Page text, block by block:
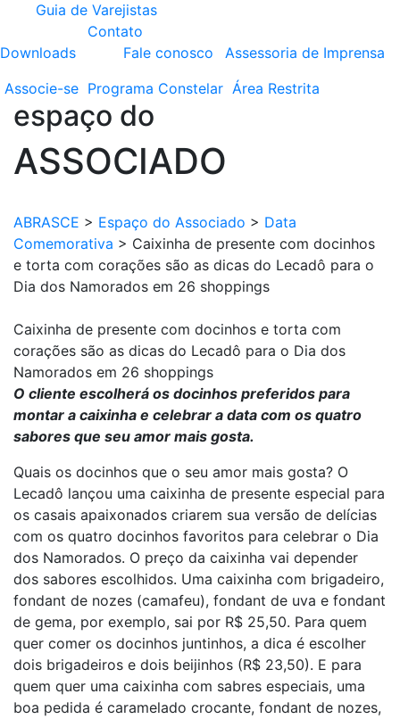
Guia de Varejistas
Downloads
Contato
Fale conosco
Assessoria de Imprensa
Associe-se Programa Constelar Área Restrita
espaço do
ASSOCIADO
ABRASCE > Espaço do Associado > Data
Comemorativa > Caixinha de presente com docinhos
e torta com corações são as dicas do Lecadô para o
Dia dos Namorados em 26 shoppings
Caixinha de presente com docinhos e torta com
corações são as dicas do Lecadô para o Dia dos
Namorados em 26 shoppings
O cliente escolherá os docinhos preferidos para
montar a caixinha e celebrar a data com os quatro
sabores que seu amor mais gosta.
Quais os docinhos que o seu amor mais gosta? O
Lecadô lançou uma caixinha de presente especial para
os casais apaixonados criarem sua versão de delícias
com os quatro docinhos favoritos para celebrar o Dia
dos Namorados. O preço da caixinha vai depender
dos sabores escolhidos. Uma caixinha com brigadeiro,
fondant de nozes (camafeu), fondant de uva e fondant
de gema, por exemplo, sai por R$ 25,50. Para quem
quer comer os docinhos juntinhos, a dica é escolher
dois brigadeiros e dois beijinhos (R$ 23,50). E para
quem quer uma caixinha com sabres especiais, uma
boa pedida é caramelado crocante, fondant de nozes,